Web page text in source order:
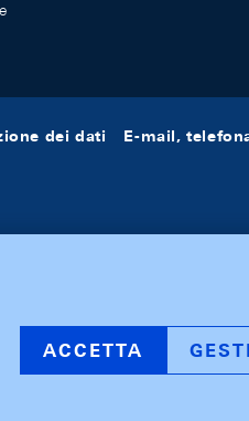
dei dati E-mail,
ACCETTA